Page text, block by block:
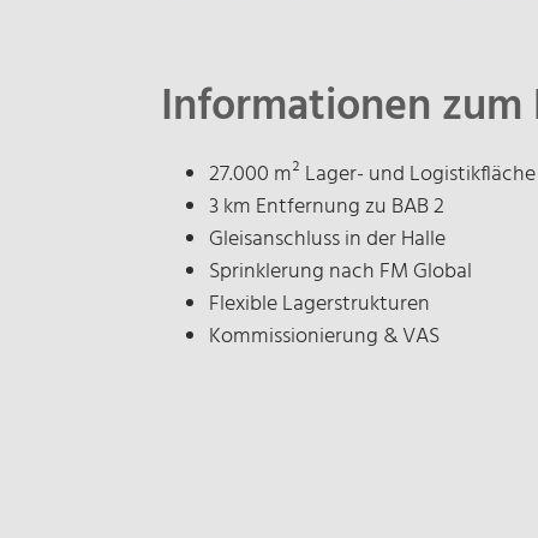
Informationen
27.000 m² Lager- und Logistikfläche
3 km Entfernung zu BAB 2
Gleisanschluss in der Halle
Sprinklerung nach FM Global
Flexible Lagerstrukturen
Kommissionierung & VAS